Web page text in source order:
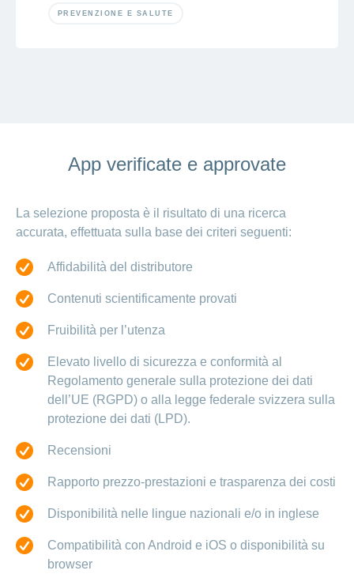
PREVENZIONE E SALUTE
App verificate e approvate
La selezione proposta è il risultato di una ricerca
accurata, effettuata sulla base dei criteri seguenti:
Affidabilità del distributore
Contenuti scientificamente provati
Fruibilità per l’utenza
Elevato livello di sicurezza e conformità al
Regolamento generale sulla protezione dei dati
dell’UE (RGPD) o alla legge federale svizzera sulla
protezione dei dati (LPD).
Recensioni
Rapporto prezzo-prestazioni e trasparenza dei costi
Disponibilità nelle lingue nazionali e/o in inglese
Compatibilità con Android e iOS o disponibilità su
browser